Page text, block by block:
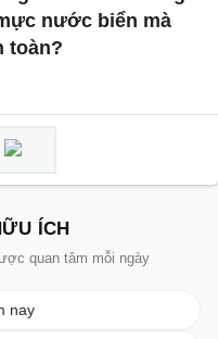
nước biển mà
toàn?
ÍCH
quan tâm mỗi ngày
nay